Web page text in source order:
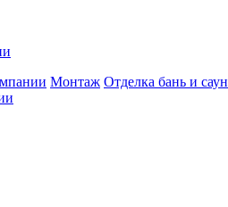
Монтаж Отделка бань и саун